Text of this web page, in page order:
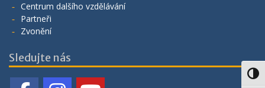
Centrum dalšího vzdělávání
Partneři
Zvonění
Sledujte nás